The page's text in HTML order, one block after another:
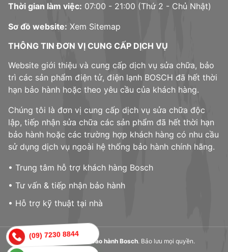
Thời gian làm việc: 07:00 - 21:00 (Thứ 2 - Chủ Nhật)
Sơ đồ website: Xem Sitemap
THÔNG TIN ĐƠN VỊ CUNG CẤP DỊCH VỤ
Website giới thiệu và cung cấp dịch vụ sửa chữa, bảo
trì các sản phẩm điện tử, điện lạnh BOSCH đã hết thời
hạn bảo hành hoặc theo yêu cầu của khách hàng.
Chúng tôi là đơn vị cung cấp dịch vụ sửa chữa độc
lập, tiếp nhận sửa chữa các sản phẩm đã hết thời hạn
bảo hành hoặc các trường hợp khách hàng có nhu cầu
sử dụng dịch vụ ngoài hệ thống bảo hành chính hãng.
• Trung tâm hỗ trợ khách hàng Bosch
• Tư vấn & tiếp nhận bảo hành
• Hỗ trợ kỹ thuật tại nhà
© 2023, Trung tâm bảo hành Bosch. Bảo lưu mọi quyền.
(09) 7230 8844